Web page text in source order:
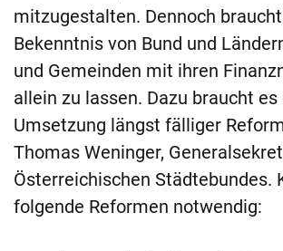
mitzugestalten. Dennoch
Bekenntnis von Bund und
und Gemeinden mit ihren
allein zu lassen. Dazu braucht es
Umsetzung längst fälliger
Thomas Weninger,
Österreichischen Städtebundes.
folgende Reformen notwendig: